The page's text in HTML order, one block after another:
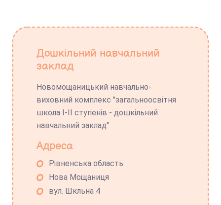
Дошкільний навчальний
заклад
Новомощаницький навчально-
виховний комплекс "загальноосвітня
школа І-ІІ ступенів - дошкільний
навчальний заклад"
Адреса
Рівненська область
Нова Мощаниця
вул. Шкльна 4